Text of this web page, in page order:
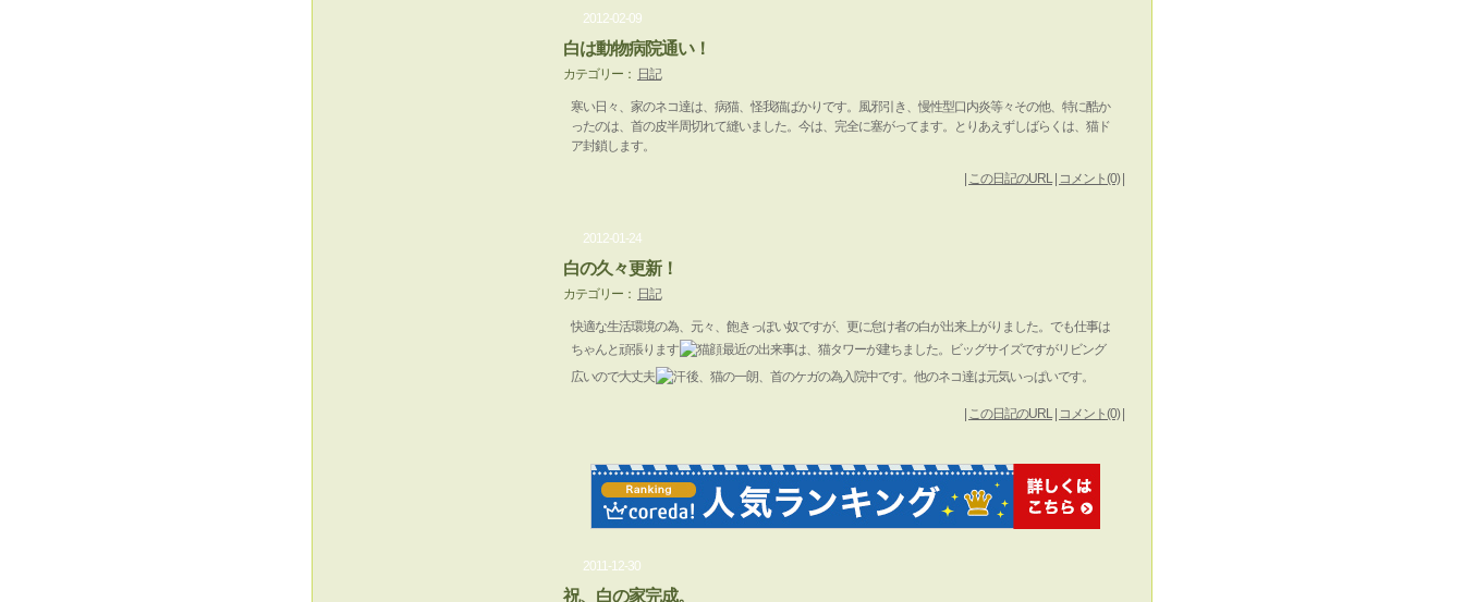
2012-02-09
白は動物病院通い！
カテゴリー： 日記
寒い日々、家のネコ達は、病猫、怪我猫ばかりです。風邪引き、慢性型口内炎等々その他、特に酷か
ったのは、首の皮半周切れて縫いました。今は、完全に塞がってます。とりあえずしばらくは、猫ド
ア封鎖します。
この日記のURL| コメント(0)|
2012-01-24
白の久々更新！
カテゴリー： 日記
快適な生活環境の為、元々、飽きっぽい奴ですが、更に怠け者の白が出来上がりました。でも仕事は
ちゃんと頑張ります
最近の出来事は、猫タワーが建ちました。ビッグサイズですがリビング
広いので大丈夫
後、猫の一朗、首のケガの為入院中です。他のネコ達は元気いっぱいです。
この日記のURL| コメント(0)|
2011-12-30
祝、白の家完成。